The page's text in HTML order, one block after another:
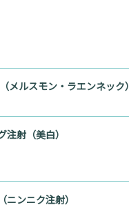
メルスモン・ラエンネック）
注射（美白）
ニンニク注射）